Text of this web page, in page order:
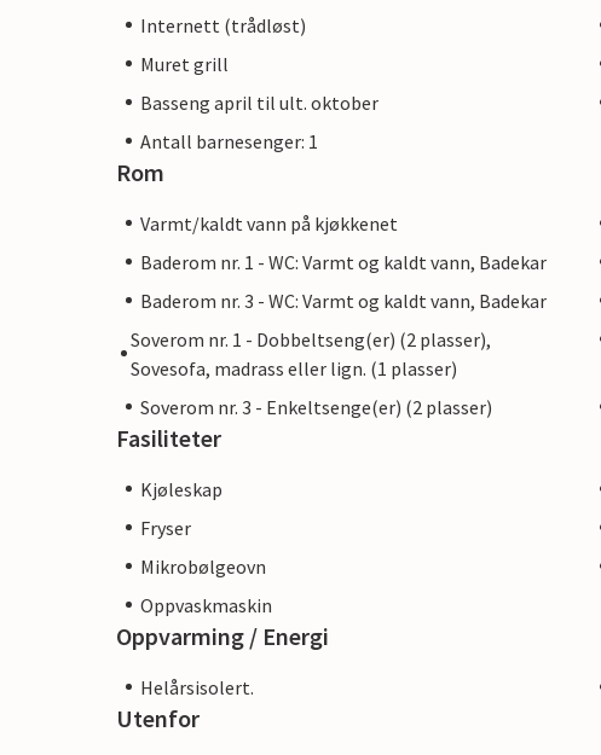
Internett (trådløst)
Muret grill
Basseng april til ult. oktober
Antall barnesenger: 1
Rom
Varmt/kaldt vann på kjøkkenet
Baderom nr. 1 - WC: Varmt og kaldt vann, Badekar
Baderom nr. 3 - WC: Varmt og kaldt vann, Badekar
Soverom nr. 1 - Dobbeltseng(er) (2 plasser),
Sovesofa, madrass eller lign. (1 plasser)
Soverom nr. 3 - Enkeltsenge(er) (2 plasser)
Fasiliteter
Kjøleskap
Fryser
Mikrobølgeovn
Oppvaskmaskin
Oppvarming / Energi
Helårsisolert.
Utenfor